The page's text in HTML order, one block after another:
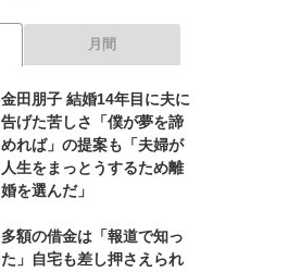
月間
金田朋子 結婚14年目に夫に
告げた苦しさ「僕が夢を諦
めれば」の提案も「夫婦が
人生をまっとうするため離
婚を選んだ」
多額の借金は「報道で知っ
た」自宅も差し押さえられ